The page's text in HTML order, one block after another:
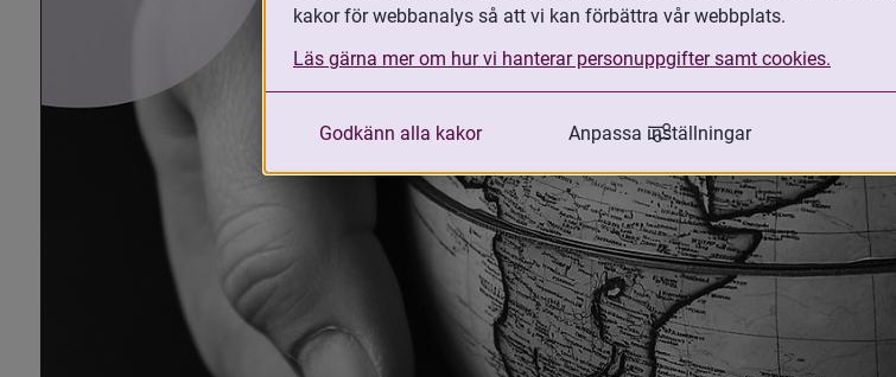
kakor för webbanalys så att vi kan förbättra vår webbplats.
Läs gärna mer om hur vi hanterar personuppgifter samt cookies.
Godkänn alla kakor Anpassa inställningar